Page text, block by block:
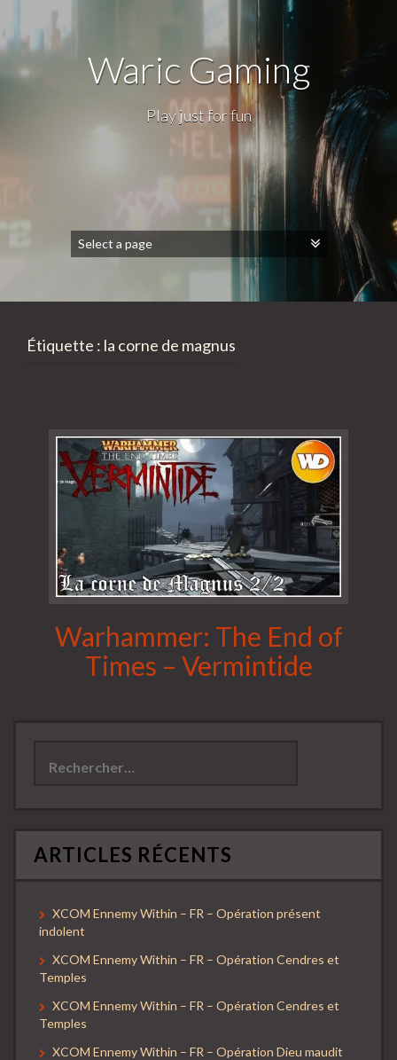
Waric Gaming
Play just for fun
Étiquette : la corne de magnus
Warhammer: The End of
Times – Vermintide
ARTICLES RÉCENTS
XCOM Ennemy Within – FR – Opération présent
indolent
XCOM Ennemy Within – FR – Opération Cendres et
Temples
XCOM Ennemy Within – FR – Opération Cendres et
Temples
XCOM Ennemy Within – FR – Opération Dieu maudit